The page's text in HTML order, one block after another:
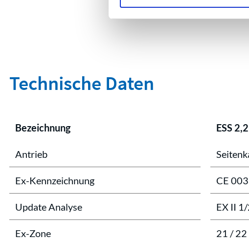
Technische Daten
Bezeichnung ESS
Antrieb
Ex-Kennzeichnung CE
Update Analyse EX II
Ex-Zone 21 / 22